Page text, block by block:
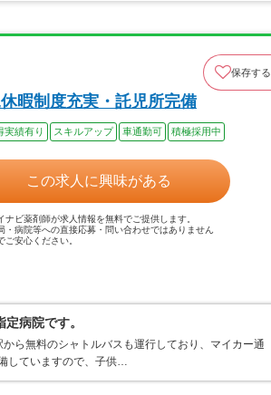
保存する
暇制度充実・託児所完備
実績有り スキルアップ 車通勤可 積極採用中
この求人に興味がある
ナビ薬剤師が求人情報を無料でご提供します。
・病院等への直接応募・問い合わせではありません
ご安心ください。
病院です。
ら無料のシャトルバスも運行しており、マイカー通
していますので、子供…